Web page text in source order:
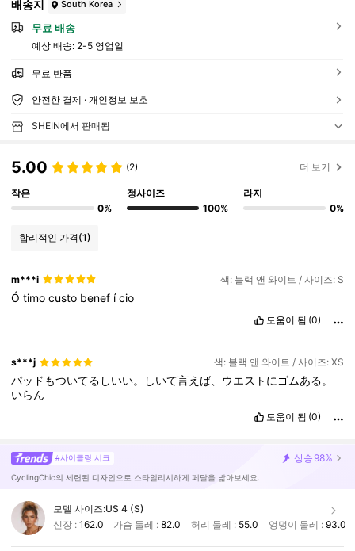
배송지 South Korea
무료 배송
예상 배송: 2-5 영업일
무료 반품
안전한 결제 · 개인정보 보호
SHEIN에서 판매됨
5.00 (2) 더 보기
작은
0%
정사이즈
100%
라지
0%
합리적인 가격(1)
m***i 색: 블랙 앤 와이트 / 사이즈: S
Ótimocusto benef ício
도움이 됨 (0)
s***j 색: 블랙 앤 와이트 / 사이즈: XS
パッドもついてるしいい。しいて言えば、ウエストにゴムある。
いらん
도움이 됨 (0)
#사이클링 시크 상승98%
CyclingChic의 세련된 디자인으로 스타일리시하게 페달을 밟아보세요.
모델 사이즈:US 4 (S)
신장 : 162.0 가슴 둘레 :82.0 허리 둘레 : 55.0 엉덩이 둘레 : 93.0